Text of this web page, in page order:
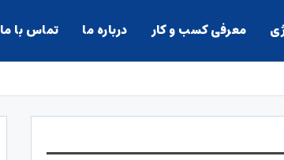
معرفی کسب و کار درباره ما تماس با ما